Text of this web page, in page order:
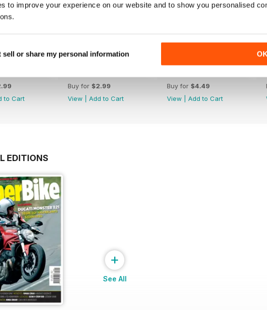
to improve your experience on our website and to show you personalised
sell or share my personal information
to Cart
Buy for $2.99
View
Add to Cart
Buy for $4.49
View
Add to Cart
EDITIONS
+
See All